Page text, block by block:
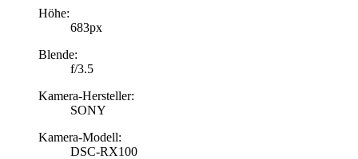
Höhe:
683px
Blende:
f/3.5
Kamera-Hersteller:
SONY
Kamera-Modell:
DSC-RX100